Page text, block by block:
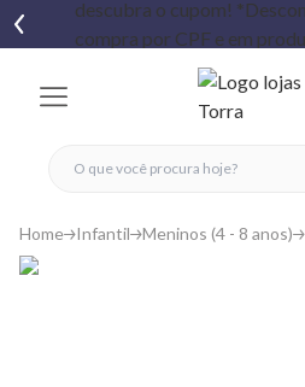
fechar menu
fechar menu
favoritos
Home Infantil Meninos (4 - 8 anos)